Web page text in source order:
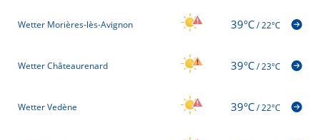
Wetter Morières-lès-Avignon 39°C/22°C
Wetter Châteaurenard 39°C/23°C
Wetter Vedène 39°C/22°C